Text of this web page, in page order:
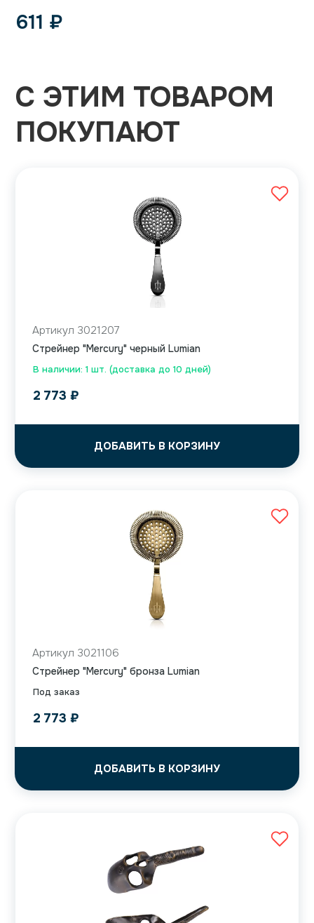
611 ₽
С ЭТИМ ТОВАРОМ
ПОКУПАЮТ
В наличии: 1 шт. (доставка до 10 дней)
Артикул 3021207
Cтрейнер "Mercury" черный Lumian
2 773 ₽
ДОБАВИТЬ В КОРЗИНУ
Под заказ
Артикул 3021106
Cтрейнер "Mercury" бронза Lumian
2 773 ₽
ДОБАВИТЬ В КОРЗИНУ